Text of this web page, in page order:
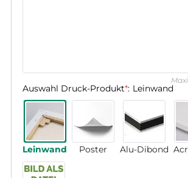
Auswahl Druck-Produkt*: Leinwand
Leinwand Poster Alu-Dibond